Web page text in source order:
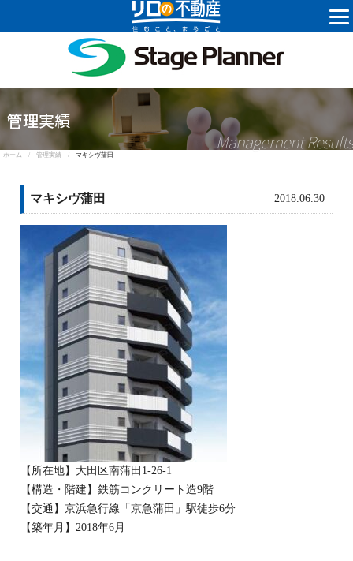
管理実績
Management Results
ホーム /管理実績 /マキシヴ蒲田
マキシヴ蒲田 2018.06.30
【所在地】大田区南蒲田1-26-1
【構造・階建】鉄筋コンクリート造9階
【交通】京浜急行線「京急蒲田」駅徒歩6分
【築年月】2018年6月